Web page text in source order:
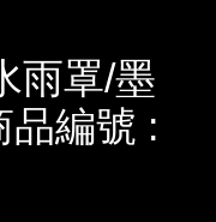
雨罩/墨
品編號 :